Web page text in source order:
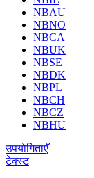
NBAU
NBNO
NBCA
NBUK
NBSE
NBDK
NBPL
NBCH
NBCZ
NBHU
उपयोगिताएँ
टेक्स्ट